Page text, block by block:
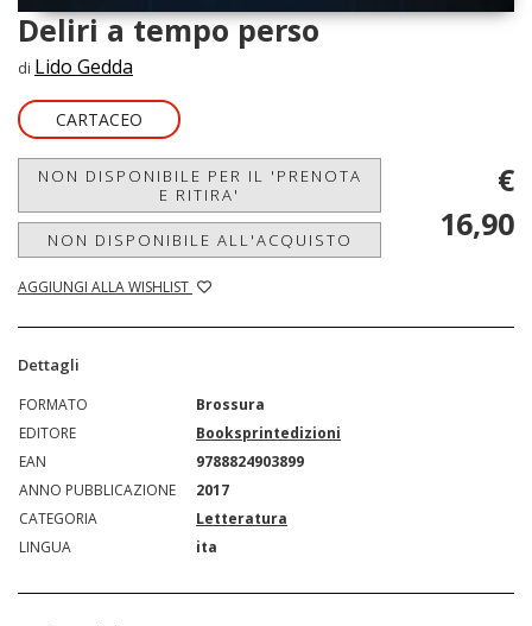
Deliri a tempo perso
di Lido Gedda
CARTACEO
NON DISPONIBILE PER IL 'PRENOTA
E RITIRA'
NON DISPONIBILE ALL'ACQUISTO
AGGIUNGI ALLA WISHLIST
€
16,90
Dettagli
FORMATO
Brossura
EDITORE
Booksprintedizioni
EAN
9788824903899
ANNO PUBBLICAZIONE
2017
CATEGORIA
Letteratura
LINGUA
ita